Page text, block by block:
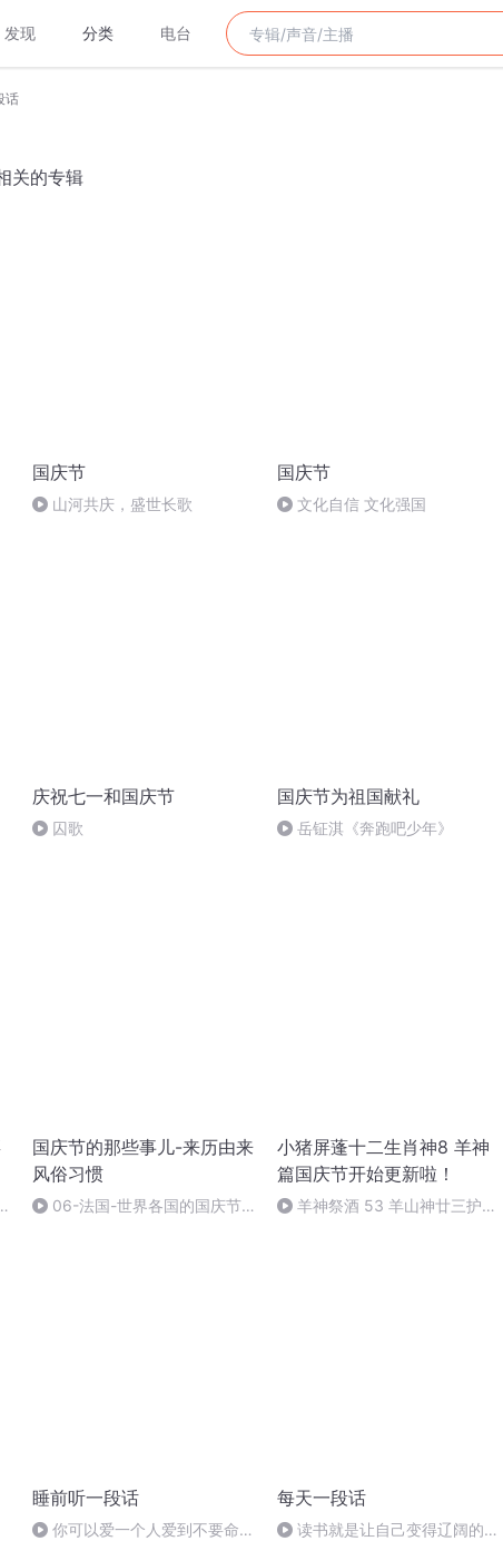
发现 分类 电台
话
关的专辑
国庆节
山河共庆，盛世长歌
国庆节
文化自信 文化强国
庆祝七一和国庆节
囚歌
国庆节为祖国献礼
岳钲淇《奔跑吧少年》
国庆节的那些事儿-来历由来
风俗习惯
06-法国-世界各国的国庆节-
小猪屏蓬十二生肖神8 羊神
篇国庆节开始更新啦！
羊神祭酒 53 羊山神廿三护祭
睡前听一段话
你可以爱一个人爱到不要命，
每天一段话
读书就是让自己变得辽阔的过